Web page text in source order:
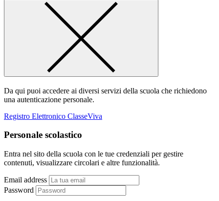
Da qui puoi accedere ai diversi servizi della scuola che richiedono
una autenticazione personale.
Registro Elettronico ClasseViva
Personale scolastico
Entra nel sito della scuola con le tue credenziali per gestire
contenuti, visualizzare circolari e altre funzionalità.
Email address
Password